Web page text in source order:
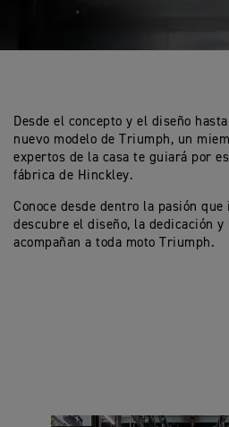
Desde el concepto y el diseño
nuevo modelo de Triumph, un
expertos de la casa te guiará por
fábrica de Hinckley.
Conoce desde dentro la pasión
descubre el diseño, la dedicación
acompañan a toda moto Triumph.